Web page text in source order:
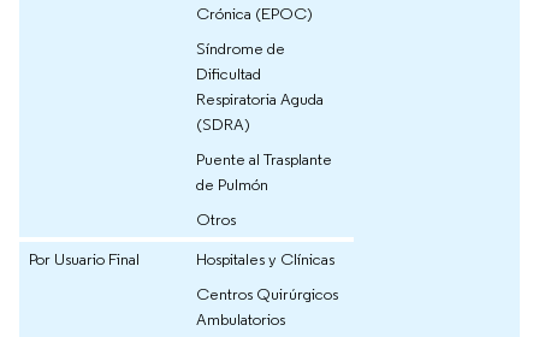
Crónica (EPOC)
Síndrome de
Dificultad
Respiratoria Aguda
(SDRA)
Puente al Trasplante
de Pulmón
Otros
Por Usuario Final
Hospitales y Clínicas
Centros Quirúrgicos
Ambulatorios